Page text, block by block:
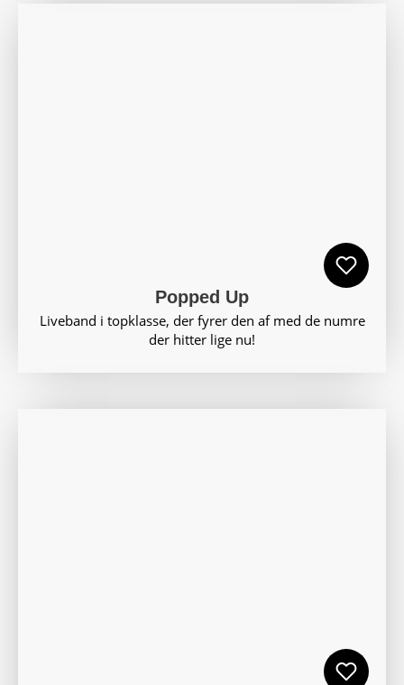
Popped Up
Liveband i topklasse, der fyrer den af med de numre
der hitter lige nu!